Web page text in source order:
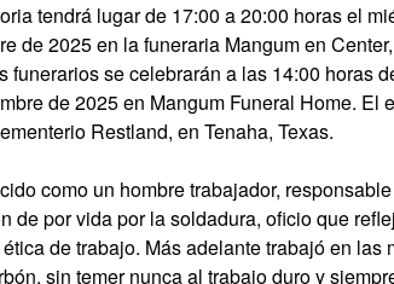
tendrá lugar de 17:00 a 20:00 horas el
de 2025 en la funeraria Mangum en
funerarios se celebrarán a las 14:00 horas
de 2025 en Mangum Funeral Home. El
Restland, en Tenaha, Texas.
como un hombre trabajador,
de por vida por la soldadura, oficio que
de trabajo. Más adelante trabajó en las
sin temer nunca al trabajo duro y